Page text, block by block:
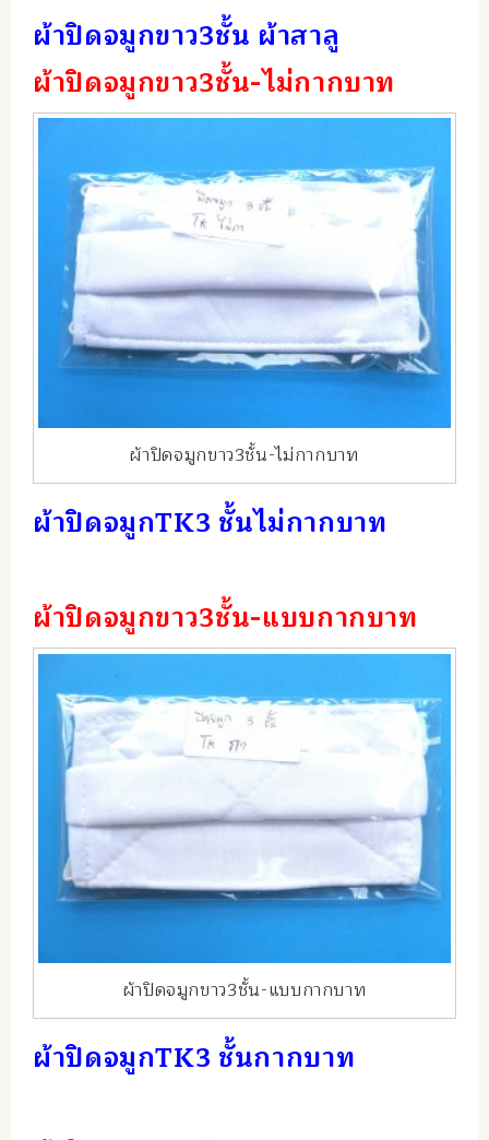
ผ้าปิดจมูกขาว3ชั้น ผ้าสาลู
ผ้าปิดจมูกขาว3ชั้น-ไม่กากบาท
ผ้าปิดจมูกขาว3ชั้น-ไม่กากบาท
ผ้าปิดจมูกTK3 ชั้นไม่กากบาท
ผ้าปิดจมูกขาว3ชั้น-แบบกากบาท
ผ้าปิดจมูกขาว3ชั้น-แบบกากบาท
ผ้าปิดจมูกTK3 ชั้นกากบาท